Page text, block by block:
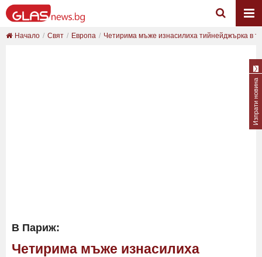
Начало Свят Европа Четирима мъже изнасилиха тийнейджърка в
В Париж:
Четирима мъже изнасилиха
Изпрати новина